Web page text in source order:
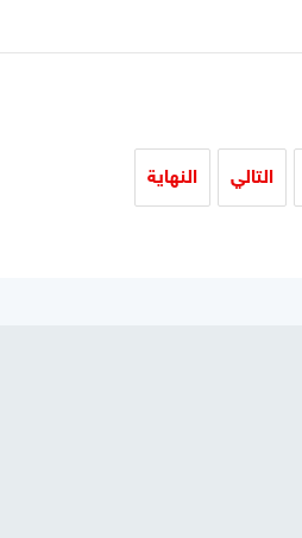
التالي النهاية